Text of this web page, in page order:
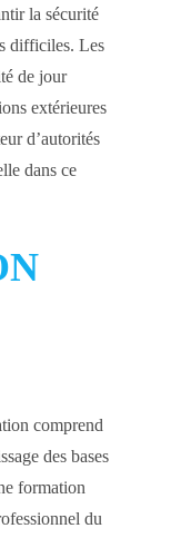
la sécurité
difficiles. Les
de jour
extérieures
d’autorités
dans ce
comprend
des bases
formation
du